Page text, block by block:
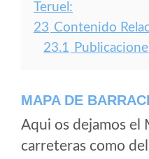
Teruel:
23 Contenido
23.1
MAPA DE
Aqui os dejamos el
carreteras como